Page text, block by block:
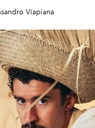
atmosfere ancora
Viapiana